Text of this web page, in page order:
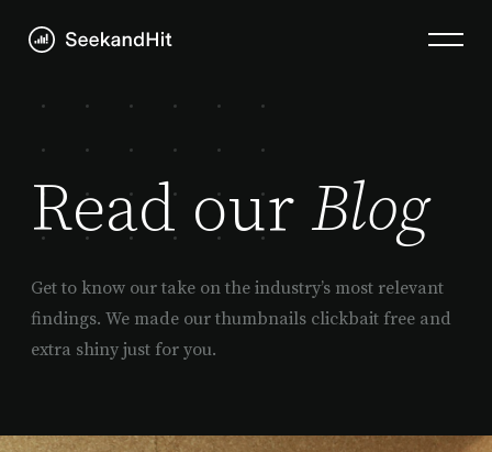
Read our Blog
Get to know our take on the industry’s most relevant
findings. We made our thumbnails clickbait free and
extra shiny just for you.